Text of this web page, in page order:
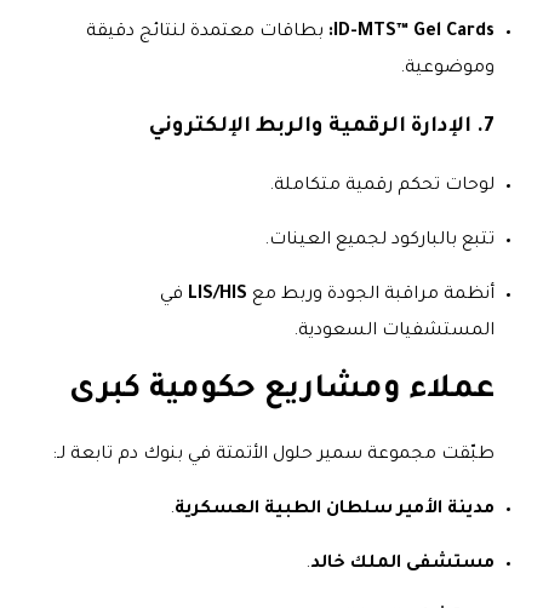
ID-MTS™ Gel Cards:
بطاقات معتمدة لنتائج دقيقة
وموضوعية.
7. الإدارة الرقمية والربط الإلكتروني
لوحات تحكم رقمية متكاملة.
تتبع بالباركود لجميع العينات.
أنظمة مراقبة الجودة وربط مع LIS/HIS في
المستشفيات السعودية.
عملاء ومشاريع حكومية كبرى
طبّقت مجموعة سمير حلول الأتمتة في بنوك دم تابعة لـ:
مدينة الأمير سلطان الطبية العسكرية.
مستشفى الملك خالد.